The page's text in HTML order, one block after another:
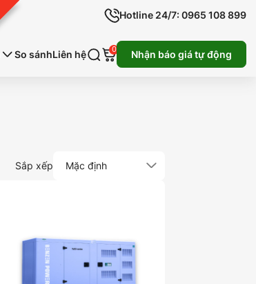
Hotline 24/7: 0965 108 899
So sánhLiên hệ 0 Nhận báo giá tự động
Sắp xếp Mặc định